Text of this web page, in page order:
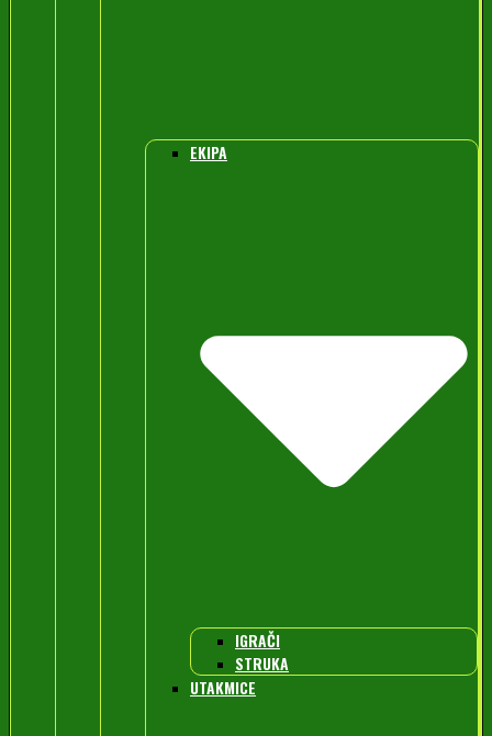
EKIPA
IGRAČI
STRUKA
UTAKMICE